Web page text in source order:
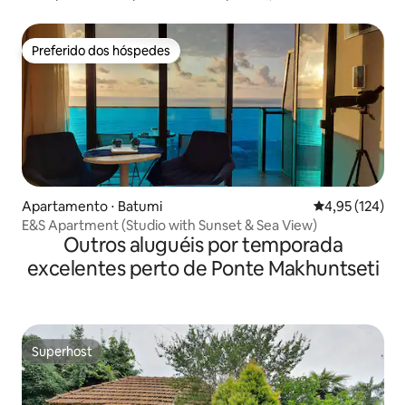
Preferido dos hóspedes
Preferido dos hóspedes
Apartamento ⋅ Batumi 4,95 de uma
4,95 (124)
E&S Apartment (Studio with Sunset & Sea View)
Outros aluguéis por temporada
excelentes perto de Ponte Makhuntseti
Superhost
Superhost